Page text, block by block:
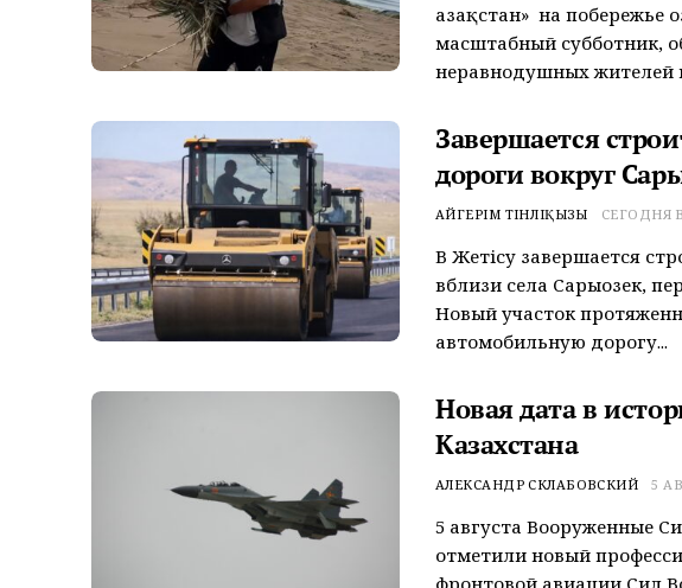
Қазақстан» на побережье
масштабный субботник,
неравнодушных жителей
Завершается
дороги вокруг
АЙГЕРІМ ТІНӘЛІҚЫЗЫ СЕГОДНЯ В
В Жетісу завершается
вблизи села Сарыозек,
Новый участок
автомобильную дорогу...
Новая дата в
Казахстана
АЛЕКСАНДР СКЛАБОВСКИЙ 5
5 августа Вооруженные
отметили новый